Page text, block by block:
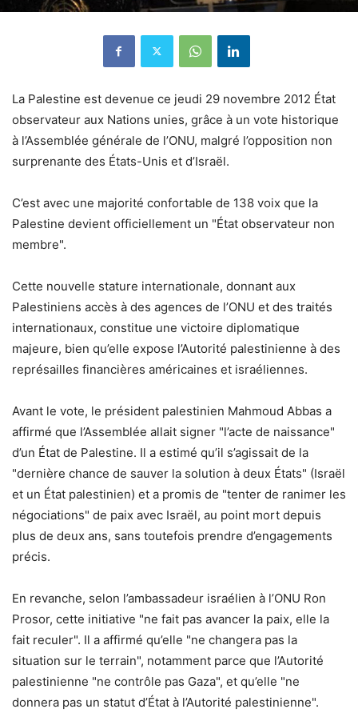
La Palestine est devenue ce jeudi 29 novembre 2012 État
observateur aux Nations unies, grâce à un vote historique
à l’Assemblée générale de l’ONU, malgré l’opposition non
surprenante des États-Unis et d’Israël.
C’est avec une majorité confortable de 138 voix que la
Palestine devient officiellement un "État observateur non
membre".
Cette nouvelle stature internationale, donnant aux
Palestiniens accès à des agences de l’ONU et des traités
internationaux, constitue une victoire diplomatique
majeure, bien qu’elle expose l’Autorité palestinienne à des
représailles financières américaines et israéliennes.
Avant le vote, le président palestinien Mahmoud Abbas a
affirmé que l’Assemblée allait signer "l’acte de naissance"
d’un État de Palestine. Il a estimé qu’il s’agissait de la
"dernière chance de sauver la solution à deux États" (Israël
et un État palestinien) et a promis de "tenter de ranimer les
négociations" de paix avec Israël, au point mort depuis
plus de deux ans, sans toutefois prendre d’engagements
précis.
En revanche, selon l’ambassadeur israélien à l’ONU Ron
Prosor, cette initiative "ne fait pas avancer la paix, elle la
fait reculer". Il a affirmé qu’elle "ne changera pas la
situation sur le terrain", notamment parce que l’Autorité
palestinienne "ne contrôle pas Gaza", et qu’elle "ne
donnera pas un statut d’État à l’Autorité palestinienne".